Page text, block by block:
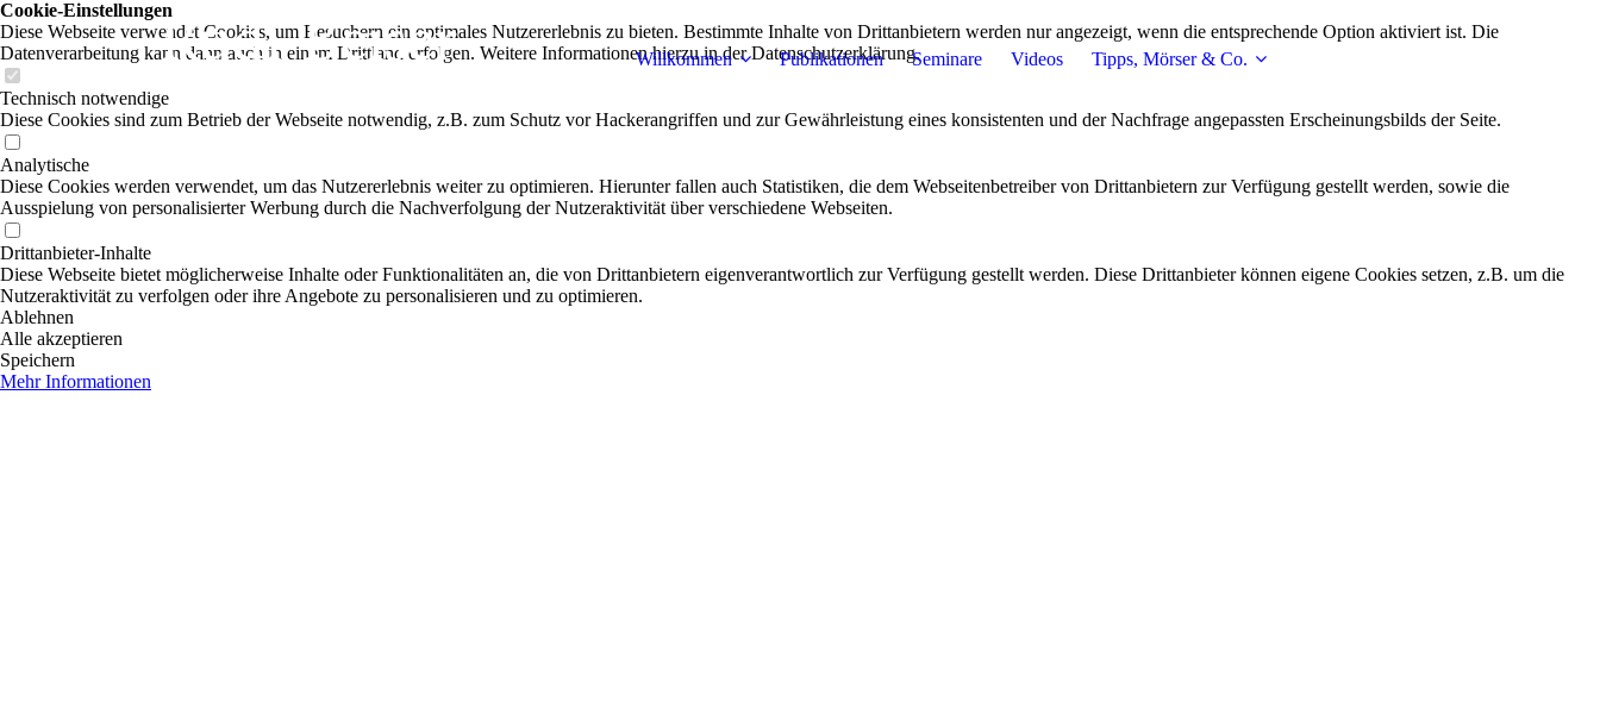
Willkommen Publikationen Seminare Videos Tipps, Mörser & Co.
Cookie-Einstellungen
Diese Webseite verwendet Cookies, um Besuchern ein optimales Nutzererlebnis zu bieten. Bestimmte Inhalte von Drittanbietern werden nur angezeigt, wenn die entsprechende Option aktiviert ist. Die
Datenverarbeitung kann dann auch in einem Drittland erfolgen. Weitere Informationen hierzu in der Datenschutzerklärung.
Technisch notwendige
Diese Cookies sind zum Betrieb der Webseite notwendig, z.B. zum Schutz vor Hackerangriffen und zur Gewährleistung eines konsistenten und der Nachfrage angepassten Erscheinungsbilds der Seite.
Analytische
Diese Cookies werden verwendet, um das Nutzererlebnis weiter zu optimieren. Hierunter fallen auch Statistiken, die dem Webseitenbetreiber von Drittanbietern zur Verfügung gestellt werden, sowie die
Ausspielung von personalisierter Werbung durch die Nachverfolgung der Nutzeraktivität über verschiedene Webseiten.
Drittanbieter-Inhalte
Diese Webseite bietet möglicherweise Inhalte oder Funktionalitäten an, die von Drittanbietern eigenverantwortlich zur Verfügung gestellt werden. Diese Drittanbieter können eigene Cookies setzen, z.B. um die
Nutzeraktivität zu verfolgen oder ihre Angebote zu personalisieren und zu optimieren.
Ablehnen
Alle akzeptieren
Speichern
Mehr Informationen